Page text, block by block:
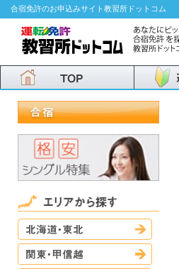
合宿免許のお申込みサイト教習所ドットコム
北海